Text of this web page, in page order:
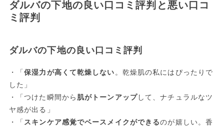
ダルバの下地の良い口コミ評判と悪い口コ
ミ評判
ダルバの下地の良い口コミ評判
・「保湿力が高くて乾燥しない 。乾燥肌の私にはぴったりで
した」
・「つけた瞬間から 肌がトーンアップして、ナチュラルなツ
ヤ感が出る」
・「 スキンケア感覚でベースメイクができるのが嬉しい。香